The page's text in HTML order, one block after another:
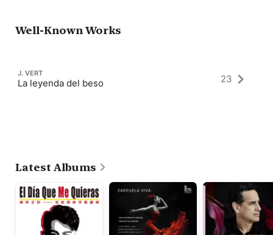
Well-Known Works
J. VERT
La leyenda del beso 23
Latest Albums